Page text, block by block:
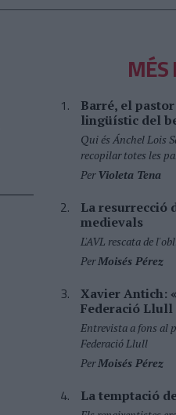
MÉS
Barré, el
lingüístic del
Qui és Ánchel Lois
recopilar totes les
PerVioleta Tena
La resurrecció
medievals
L'AVL rescata de
PerMoisés Pérez
Xavier Antich:
Federació Llull
Entrevista a fons al
Federació Llull
PerMoisés Pérez
La temptació